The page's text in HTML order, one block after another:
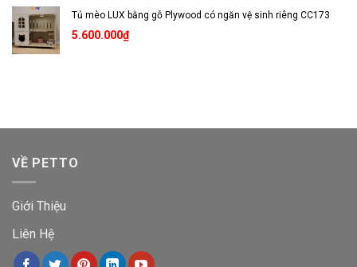
Tủ mèo LUX bằng gỗ Plywood có ngăn vệ sinh riêng CC173
5.600.000₫
VỀ PETTO
Giới Thiệu
Liên Hệ